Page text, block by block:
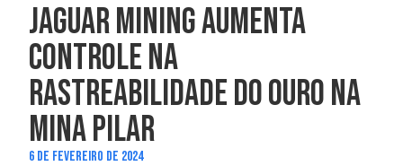
JAGUAR MINING AUMENTA
CONTROLE NA
RASTREABILIDADE DO OURO NA
MINA PILAR
6 DE FEVEREIRO DE 2024